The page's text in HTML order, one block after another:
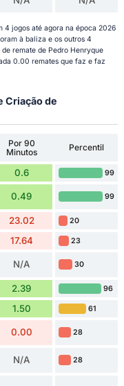
4 jogos até agora na época 2026
à baliza e os outros 4
remate de Pedro Henryque
0.00 remates que faz e faz
Criação de
Por 90
Minutos
Percentil
0.6 99
0.49 99
23.02 20
17.64 23
N/A 30
2.39 96
1.50 61
0.00 28
N/A 28